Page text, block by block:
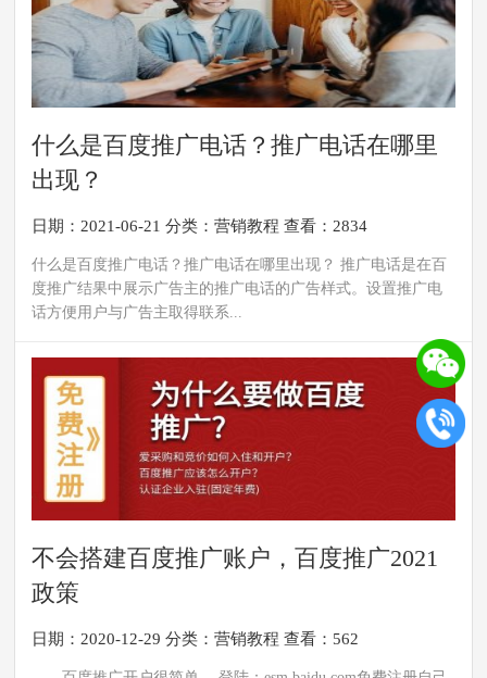
什么是百度推广电话？推广电话在哪里
出现？
日期：2021-06-21 分类：营销教程 查看：2834
什么是百度推广电话？推广电话在哪里出现？ 推广电话是在百
度推广结果中展示广告主的推广电话的广告样式。设置推广电
话方便用户与广告主取得联系...
不会搭建百度推广账户，百度推广2021
政策
日期：2020-12-29 分类：营销教程 查看：562